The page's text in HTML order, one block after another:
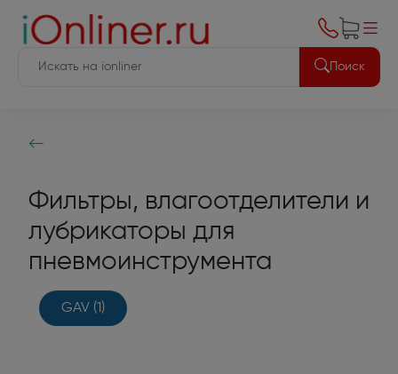
Поиск
Фильтры, влагоотделители и
лубрикаторы для
пневмоинструмента
GAV (1)